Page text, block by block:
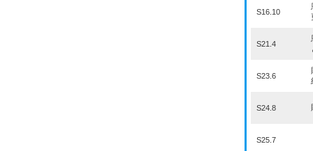
S16.10
S21.4
S23.6
S24.8
S25.7